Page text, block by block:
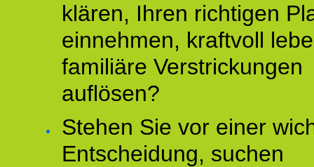
klären, Ihren richtigen
einnehmen, kraftvoll
familiäre Verstrickungen
auflösen?
Stehen Sie vor einer
Entscheidung, suchen